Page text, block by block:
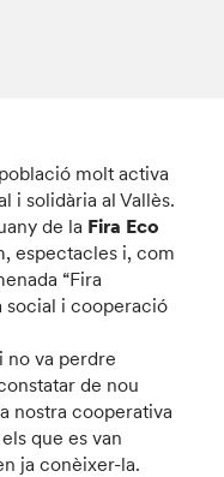
molt activa
i solidària al Vallès.
de la Fira Eco
espectacles i, com
“Fira
social i cooperació
no va perdre
de nou
nostra cooperativa
que es van
ja conèixer-la.